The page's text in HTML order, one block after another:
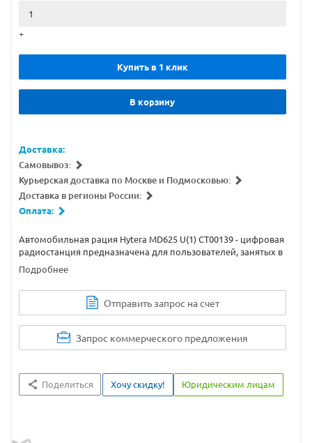
+
Купить в 1 клик
В корзину
Доставка:
Самовывоз:
Курьерская доставка по Москве и Подмосковью:
Доставка в регионы России:
Оплата:
Автомобильная рация Hytera MD625 U(1) CT00139 - цифровая
радиостанция предназначена для пользователей, занятых в
торговле и промышленности, таких как: такси, грузовые
автомобили, курьерские службы, школьные автобусы. UHF
(400-470 Мгц) с поддержкой DMR Tier II и встроенным
модулем Bluetooth, с мощностью 1 - 50 Вт. 256 каналов
Подробнее
Отправить запрос на счет
Запрос коммерческого предложения
Поделиться Хочу скидку! Юридическим лицам